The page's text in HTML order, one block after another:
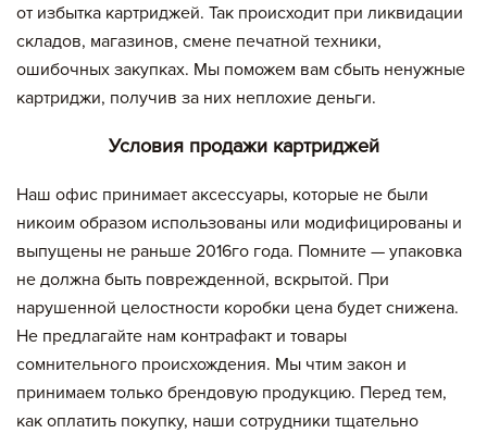
от избытка картриджей. Так происходит при ликвидации
складов, магазинов, смене печатной техники,
ошибочных закупках. Мы поможем вам сбыть ненужные
картриджи, получив за них неплохие деньги.
Условия продажи картриджей
Наш офис принимает аксессуары, которые не были
никоим образом использованы или модифицированы и
выпущены не раньше 2016го года. Помните — упаковка
не должна быть поврежденной, вскрытой. При
нарушенной целостности коробки цена будет снижена.
Не предлагайте нам контрафакт и товары
сомнительного происхождения. Мы чтим закон и
принимаем только брендовую продукцию. Перед тем,
как оплатить покупку, наши сотрудники тщательно